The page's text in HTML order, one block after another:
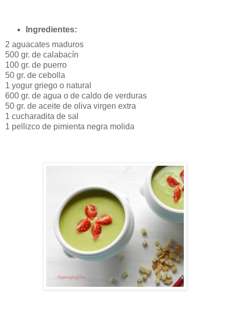
Ingredientes:
2 aguacates maduros
500 gr. de calabacín
100 gr. de puerro
50 gr. de cebolla
1 yogur griego o natural
600 gr. de agua o de caldo de verduras
50 gr. de aceite de oliva virgen extra
1 cucharadita de sal
1 pellizco de pimienta negra molida